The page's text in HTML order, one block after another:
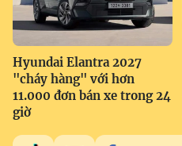
Hyundai Elantra 2027
"cháy hàng" với hơn
11.000 đơn bán xe trong 24
giờ